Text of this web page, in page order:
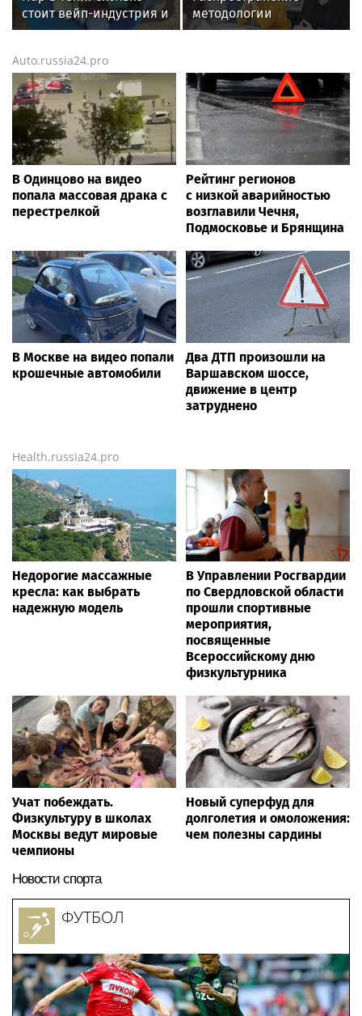
2016 г. )
стоит вейп-индустрия и
что будет, если ее
методологии
российской
МГППУ прошли
международные
вебинары
Auto.russia24.pro
В Одинцово на видео
попала массовая драка с
перестрелкой
Рейтинг регионов
с низкой аварийностью
возглавили Чечня,
Подмосковье и Брянщина
В Москве на видео попали
крошечные автомобили
Два ДТП произошли на
Варшавском шоссе,
движение в центр
затруднено
Health.russia24.pro
Недорогие массажные
кресла: как выбрать
надежную модель
В Управлении Росгвардии
по Свердловской области
прошли спортивные
мероприятия,
посвященные
Всероссийскому дню
физкультурника
Учат побеждать.
Физкультуру в школах
Москвы ведут мировые
чемпионы
Новый суперфуд для
долголетия и омоложения:
чем полезны сардины
Новости спорта
ФУТБОЛ